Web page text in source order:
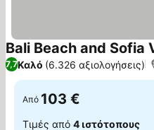
Bali Beach and Sofia
7,7Καλό (6.326 αξιολογήσεις)
Από 103 €
Τιμές από 4 ιστότοπους